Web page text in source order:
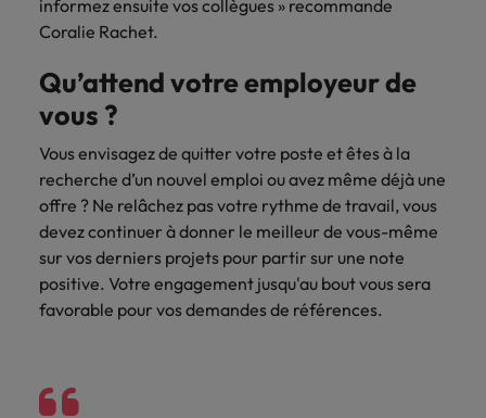
informez ensuite vos collègues » recommande
Coralie Rachet.
Qu’attend votre employeur de
vous ?
Vous envisagez de quitter votre poste et êtes à la
recherche d’un nouvel emploi ou avez même déjà une
offre ? Ne relâchez pas votre rythme de travail, vous
devez continuer à donner le meilleur de vous-même
sur vos derniers projets pour partir sur une note
positive. Votre engagement jusqu'au bout vous sera
favorable pour vos demandes de références.